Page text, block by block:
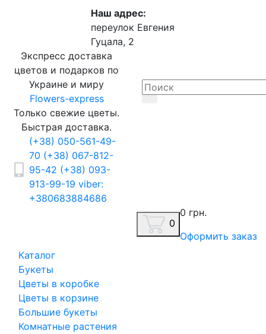
Наш адрес:
переулок Евгения
Гуцала, 2
Экспресс доставка
цветов и подарков по
Украине и миру
Flowers-express
Только свежие цветы.
Быстрая доставка.
(+38) 050-561-49-
70 (+38) 067-812-
95-42 (+38) 093-
913-99-19 viber:
+380683884686
0
0 грн.
Оформить заказ
Каталог
Букеты
Цветы в коробке
Цветы в корзине
Большие букеты
Комнатные растения